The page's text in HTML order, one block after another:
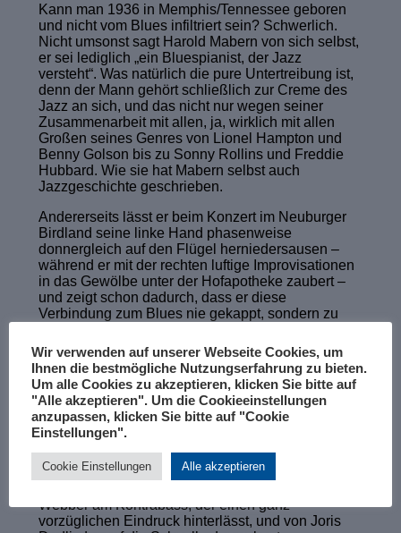
Kann man 1936 in Memphis/Tennessee geboren
und nicht vom Blues infiltriert sein? Schwerlich.
Nicht umsonst sagt Harold Mabern von sich selbst,
er sei lediglich „ein Bluespianist, der Jazz
versteht“. Was natürlich die pure Untertreibung ist,
denn der Mann gehört schließlich zur Creme des
Jazz an sich, und das nicht nur wegen seiner
Zusammenarbeit mit allen, ja, wirklich mit allen
Großen seines Genres von Lionel Hampton und
Benny Golson bis zu Sonny Rollins und Freddie
Hubbard. Wie sie hat Mabern selbst auch
Jazzgeschichte geschrieben.
Andererseits lässt er beim Konzert im Neuburger
Birdland seine linke Hand phasenweise
donnergleich auf den Flügel herniedersausen –
während er mit der rechten luftige Improvisationen
in das Gewölbe unter der Hofapotheke zaubert –
und zeigt schon dadurch, dass er diese
Verbindung zum Blues nie gekappt, sondern zu
das also kein Spagat, sondern logische
Konsequenz. Und so stehen drei eher an das
Stride Piano eines Fats Waller oder Meade „Lux“
Lewis erinnernde Solostücke denn auch ganz
selbstverständlich neben Bandbearbeitungen von
Lee Morgan’s „Ceora“ oder John Coltrane’s „My
Favorite Things“, der Nummer, mit der er zum Ende
des Konzerts hin alle Register zieht.
Webber am Kontrabass, der einen ganz
vorzüglichen Eindruck hinterlässt, und von Joris
Wir verwenden auf unserer Webseite Cookies, um
Ihnen die bestmögliche Nutzungserfahrung zu bieten.
Um alle Cookies zu akzeptieren, klicken Sie bitte auf
"Alle akzeptieren". Um die Cookieeinstellungen
anzupassen, klicken Sie bitte auf "Cookie
Einstellungen".
Cookie Einstellungen Alle akzeptieren